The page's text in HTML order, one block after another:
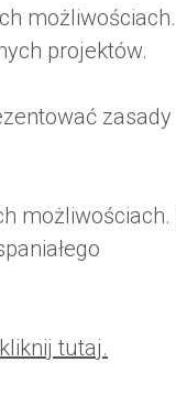
możliwościach.
projektów.
zasady
możliwościach.
kliknij tutaj.